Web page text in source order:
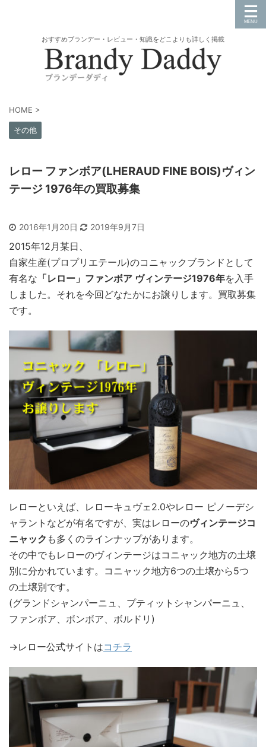
おすすめブランデー・レビュー・知識をどこよりも詳しく掲載
HOME >
その他
レロー ファンボア(LHERAUD FINE BOIS)ヴィン
テージ 1976年の買取募集
2016年1月20日 2019年9月7日
2015年12月某日、
自家生産(プロプリエテール)のコニャックブランドとして
有名な 「レロー」ファンボア ヴィンテージ1976年を入手
しました。それを今回どなたかにお譲りします。買取募集
です。
レローといえば、レローキュヴェ2.0やレロー ピノーデシ
ャラントなどが有名ですが、実はレローのヴィンテージコ
ニャック も多くのラインナップがあります。
その中でもレローのヴィンテージはコニャック地方の土壌
別に分かれています。コニャック地方6つの土壌から5つ
の土壌別です。
(グランドシャンパーニュ、プティットシャンパーニュ、
ファンボア、ボンボア、ボルドリ)
→レロー公式サイトはコチラ